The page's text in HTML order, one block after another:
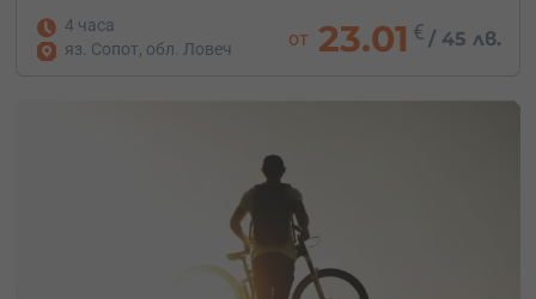
4 часа
яз. Сопот, обл. Ловеч
от 23.01 € / 45 лв.